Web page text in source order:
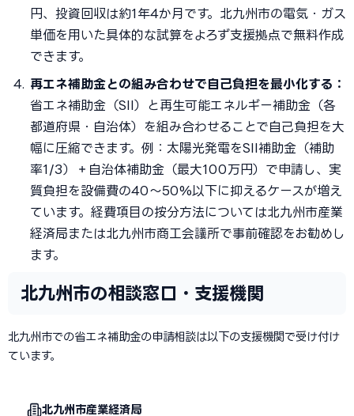
円、投資回収は約1年4か月です。北九州市の電気・ガス
単価を用いた具体的な試算をよろず支援拠点で無料作成
できます。
再エネ補助金との組み合わせで自己負担を最小化する：
省エネ補助金（SII）と再生可能エネルギー補助金（各
都道府県・自治体）を組み合わせることで自己負担を大
幅に圧縮できます。例：太陽光発電をSII補助金（補助
率1/3）＋自治体補助金（最大100万円）で申請し、実
質負担を設備費の40〜50%以下に抑えるケースが増え
ています。経費項目の按分方法については北九州市産業
経済局または北九州市商工会議所で事前確認をお勧めし
ます。
北九州市の相談窓口・支援機関
北九州市での省エネ補助金の申請相談は以下の支援機関で受け付け
ています。
北九州市産業経済局